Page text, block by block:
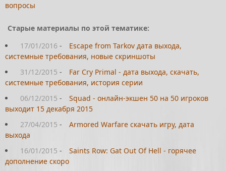
вопросы
Старые материалы по этой тематике:
17/01/2016 -
Escape from Tarkov дата выхода,
системные требования, новые скриншоты
31/12/2015 -
Far Cry Primal - дата выхода, скачать,
системные требования, история серии
06/12/2015 -
Squad - онлайн-экшен 50 на 50 игроков
выходит 15 декабря 2015
27/04/2015 -
Armored Warfare скачать игру, дата
выхода
16/01/2015 -
Saints Row: Gat Out Of Hell - горячее
дополнение скоро